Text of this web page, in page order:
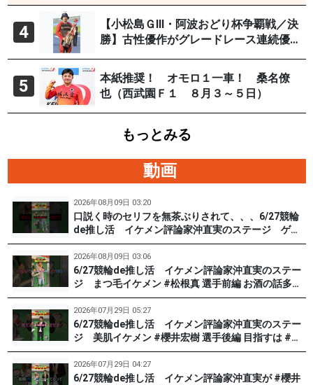
4
【小松島ＧⅢ・阿波おどり杯争覇戦／決
勝】古性優作がグレードレース連続優
5
本紙推奨！ オモロ１一車！ 桑名僚
也（西武園Ｆ１ ８月３～５日）
もっとみる
動画
2026年08月09日 03:20
口説く時のセリフを無茶ぶりされて、、、6/27競輪
de推し活 イケメン評論家沖直実のステージ ゲス
ト #松根真 選手（東京90期）後編 #PR #松戸けい
りん
2026年08月09日 03:06
6/27競輪de推し活 イケメン評論家沖直実のステー
ジ まつ毛イケメン #松根真 選手前編 お酒の話多め
です。 #PR #松戸けいりん
2026年07月29日 05:27
6/27競輪de推し活 イケメン評論家沖直実のステー
ジ 美肌イケメン #櫻井宏樹 選手後編 目指すは #田
中みな実 !? #PR #松戸けいりん
2026年07月29日 04:27
6/27競輪de推し活 イケメン評論家沖直実が #櫻井